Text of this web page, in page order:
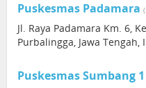
Puskesmas Padamara
Jl. Raya Padamara Km. 6,
Purbalingga, Jawa Tengah,
Puskesmas Sumbang 1